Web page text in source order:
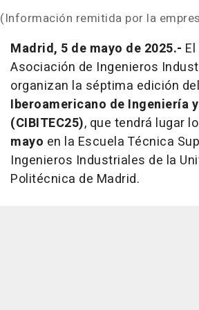
(Información remitida por la
Madrid, 5 de mayo de 2025.-
Asociación de Ingenieros
organizan la séptima edición del
Iberoamericano de Ingeniería
(CIBITEC25), que tendrá lugar
mayo en la Escuela Técnica
Ingenieros Industriales de la
Politécnica de Madrid.